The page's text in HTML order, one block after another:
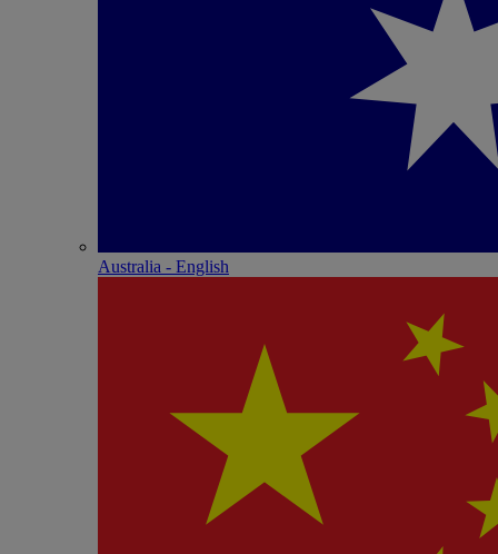
Australia - English